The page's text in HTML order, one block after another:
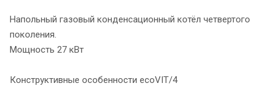
Напольный газовый конденсационный котёл четвертого
поколения.
Мощность 27 кВт
Конструктивные особенности ecoVIT/4